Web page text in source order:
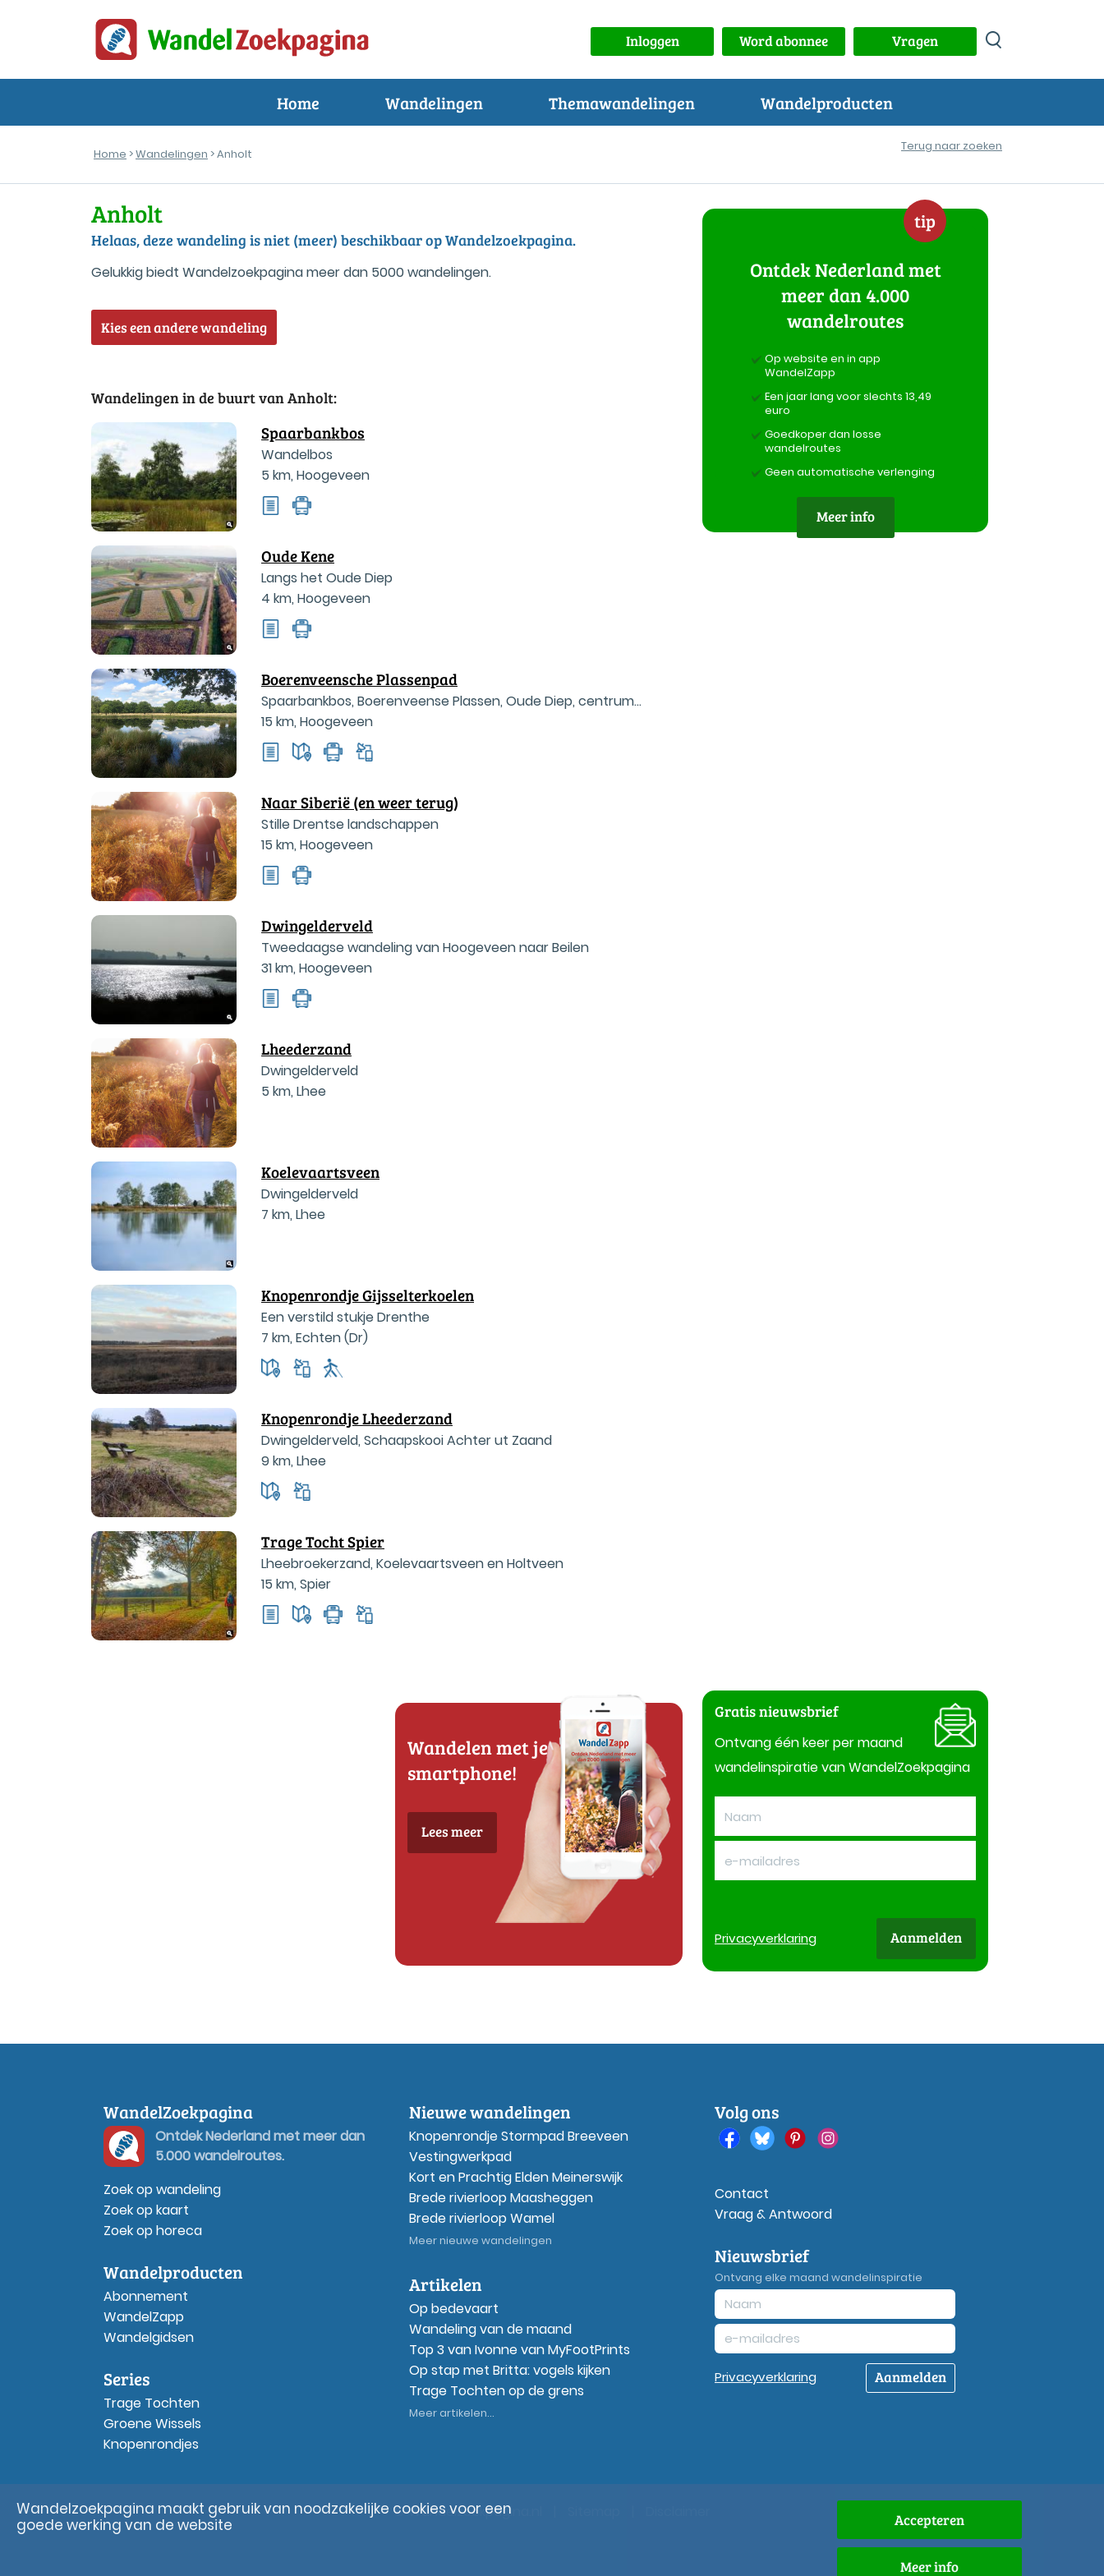
Inloggen Word abonnee Vragen
Home Wandelingen Themawandelingen Wandelproducten
Home >Wandelingen > Anholt
Terug naar zoeken
Anholt
Helaas, deze wandeling is niet (meer) beschikbaar op Wandelzoekpagina.
Gelukkig biedt Wandelzoekpagina meer dan 5000 wandelingen.
Kies een andere wandeling
Wandelingen in de buurt van Anholt:
Spaarbankbos
Wandelbos
5 km, Hoogeveen
Oude Kene
Langs het Oude Diep
4 km, Hoogeveen
Boerenveensche Plassenpad
Spaarbankbos, Boerenveense Plassen, Oude Diep, centrum
Hoogeveen
15 km, Hoogeveen
Naar Siberië (en weer terug)
Stille Drentse landschappen
15 km, Hoogeveen
Dwingelderveld
Tweedaagse wandeling van Hoogeveen naar Beilen
31 km, Hoogeveen
Lheederzand
Dwingelderveld
5 km, Lhee
Koelevaartsveen
Dwingelderveld
7 km, Lhee
Knopenrondje Gijsselterkoelen
Een verstild stukje Drenthe
7 km, Echten (Dr)
Knopenrondje Lheederzand
Dwingelderveld, Schaapskooi Achter ut Zaand
9 km, Lhee
Trage Tocht Spier
Lheebroekerzand, Koelevaartsveen en Holtveen
15 km, Spier
tip
Ontdek Nederland met
meer dan 4.000
wandelroutes
Op website en in app
WandelZapp
Een jaar lang voor slechts 13,49
euro
Goedkoper dan losse
wandelroutes
Geen automatische verlenging
Meer info
Wandelen met je
smartphone!
Lees meer
Gratis nieuwsbrief
Ontvang één keer per maand
wandelinspiratie van WandelZoekpagina
Privacyverklaring Aanmelden
WandelZoekpagina
Ontdek Nederland met meer dan
5.000 wandelroutes.
Zoek op wandeling
Zoek op kaart
Zoek op horeca
Wandelproducten
Abonnement
WandelZapp
Wandelgidsen
Series
Trage Tochten
Groene Wissels
Knopenrondjes
Nieuwe wandelingen
Knopenrondje Stormpad Breeveen
Vestingwerkpad
Kort en Prachtig Elden Meinerswijk
Brede rivierloop Maasheggen
Brede rivierloop Wamel
Meer nieuwe wandelingen
Artikelen
Op bedevaart
Wandeling van de maand
Top 3 van Ivonne van MyFootPrints
Op stap met Britta: vogels kijken
Trage Tochten op de grens
Meer artikelen...
Volg ons
Contact
Vraag & Antwoord
Nieuwsbrief
Ontvang elke maand wandelinspiratie
Privacyverklaring Aanmelden
© Wandelzoekpagina.nl
Wandelzoekpagina maakt gebruik van noodzakelijke cookies voor een
goede werking van de website
Accepteren
Meer info